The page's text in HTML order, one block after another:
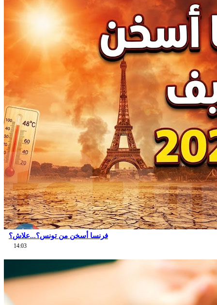
فرنسا أسخن من تونس؟...علاش؟
14:03